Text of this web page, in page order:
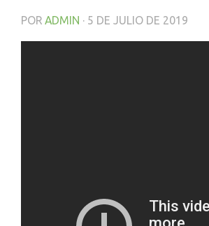
POR ADMIN · 5 DE JULIO DE 2019